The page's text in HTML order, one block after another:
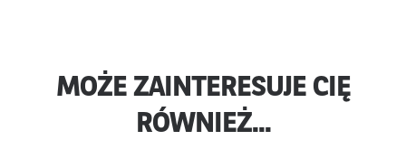
MOŻE ZAINTERESUJE CIĘ
RÓWNIEŻ...